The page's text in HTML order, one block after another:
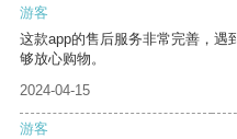
游客
这款app的售后服务非常完善，遇
够放心购物。
2024-04-15
游客